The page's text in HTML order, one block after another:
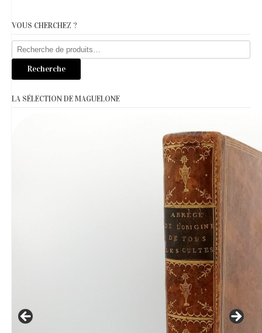
VOUS CHERCHEZ ?
Recherche
pour :
Recherche
LA SÉLECTION DE MAGUELONE